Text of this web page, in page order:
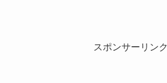
スポンサーリンク